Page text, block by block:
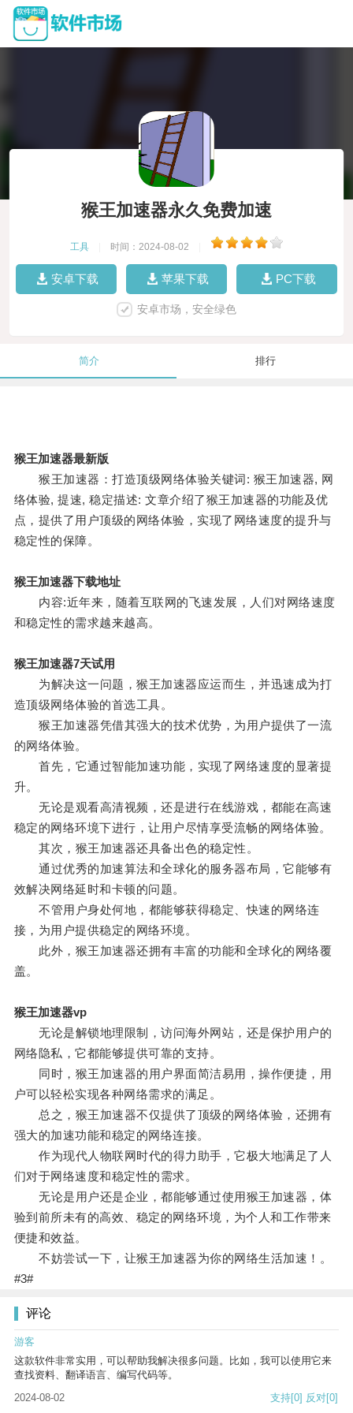
猴王加速器永久免费加速
工具 时间：2024-08-02
安卓下载 苹果下载 PC下载
安卓市场，安全绿色
简介 排行
猴王加速器最新版
猴王加速器：打造顶级网络体验关键词: 猴王加速器, 网
络体验, 提速, 稳定描述: 文章介绍了猴王加速器的功能及优
点，提供了用户顶级的网络体验，实现了网络速度的提升与
稳定性的保障。
猴王加速器下载地址
内容:近年来，随着互联网的飞速发展，人们对网络速度
和稳定性的需求越来越高。
猴王加速器7天试用
为解决这一问题，猴王加速器应运而生，并迅速成为打
造顶级网络体验的首选工具。
猴王加速器凭借其强大的技术优势，为用户提供了一流
的网络体验。
首先，它通过智能加速功能，实现了网络速度的显著提
升。
无论是观看高清视频，还是进行在线游戏，都能在高速
稳定的网络环境下进行，让用户尽情享受流畅的网络体验。
其次，猴王加速器还具备出色的稳定性。
通过优秀的加速算法和全球化的服务器布局，它能够有
效解决网络延时和卡顿的问题。
不管用户身处何地，都能够获得稳定、快速的网络连
接，为用户提供稳定的网络环境。
此外，猴王加速器还拥有丰富的功能和全球化的网络覆
盖。
猴王加速器vp
无论是解锁地理限制，访问海外网站，还是保护用户的
网络隐私，它都能够提供可靠的支持。
同时，猴王加速器的用户界面简洁易用，操作便捷，用
户可以轻松实现各种网络需求的满足。
总之，猴王加速器不仅提供了顶级的网络体验，还拥有
强大的加速功能和稳定的网络连接。
作为现代人物联网时代的得力助手，它极大地满足了人
们对于网络速度和稳定性的需求。
无论是用户还是企业，都能够通过使用猴王加速器，体
验到前所未有的高效、稳定的网络环境，为个人和工作带来
便捷和效益。
不妨尝试一下，让猴王加速器为你的网络生活加速！。
#3#
评论
游客
这款软件非常实用，可以帮助我解决很多问题。比如，我可以使用它来
查找资料、翻译语言、编写代码等。
2024-08-02
支持[0] 反对[0]